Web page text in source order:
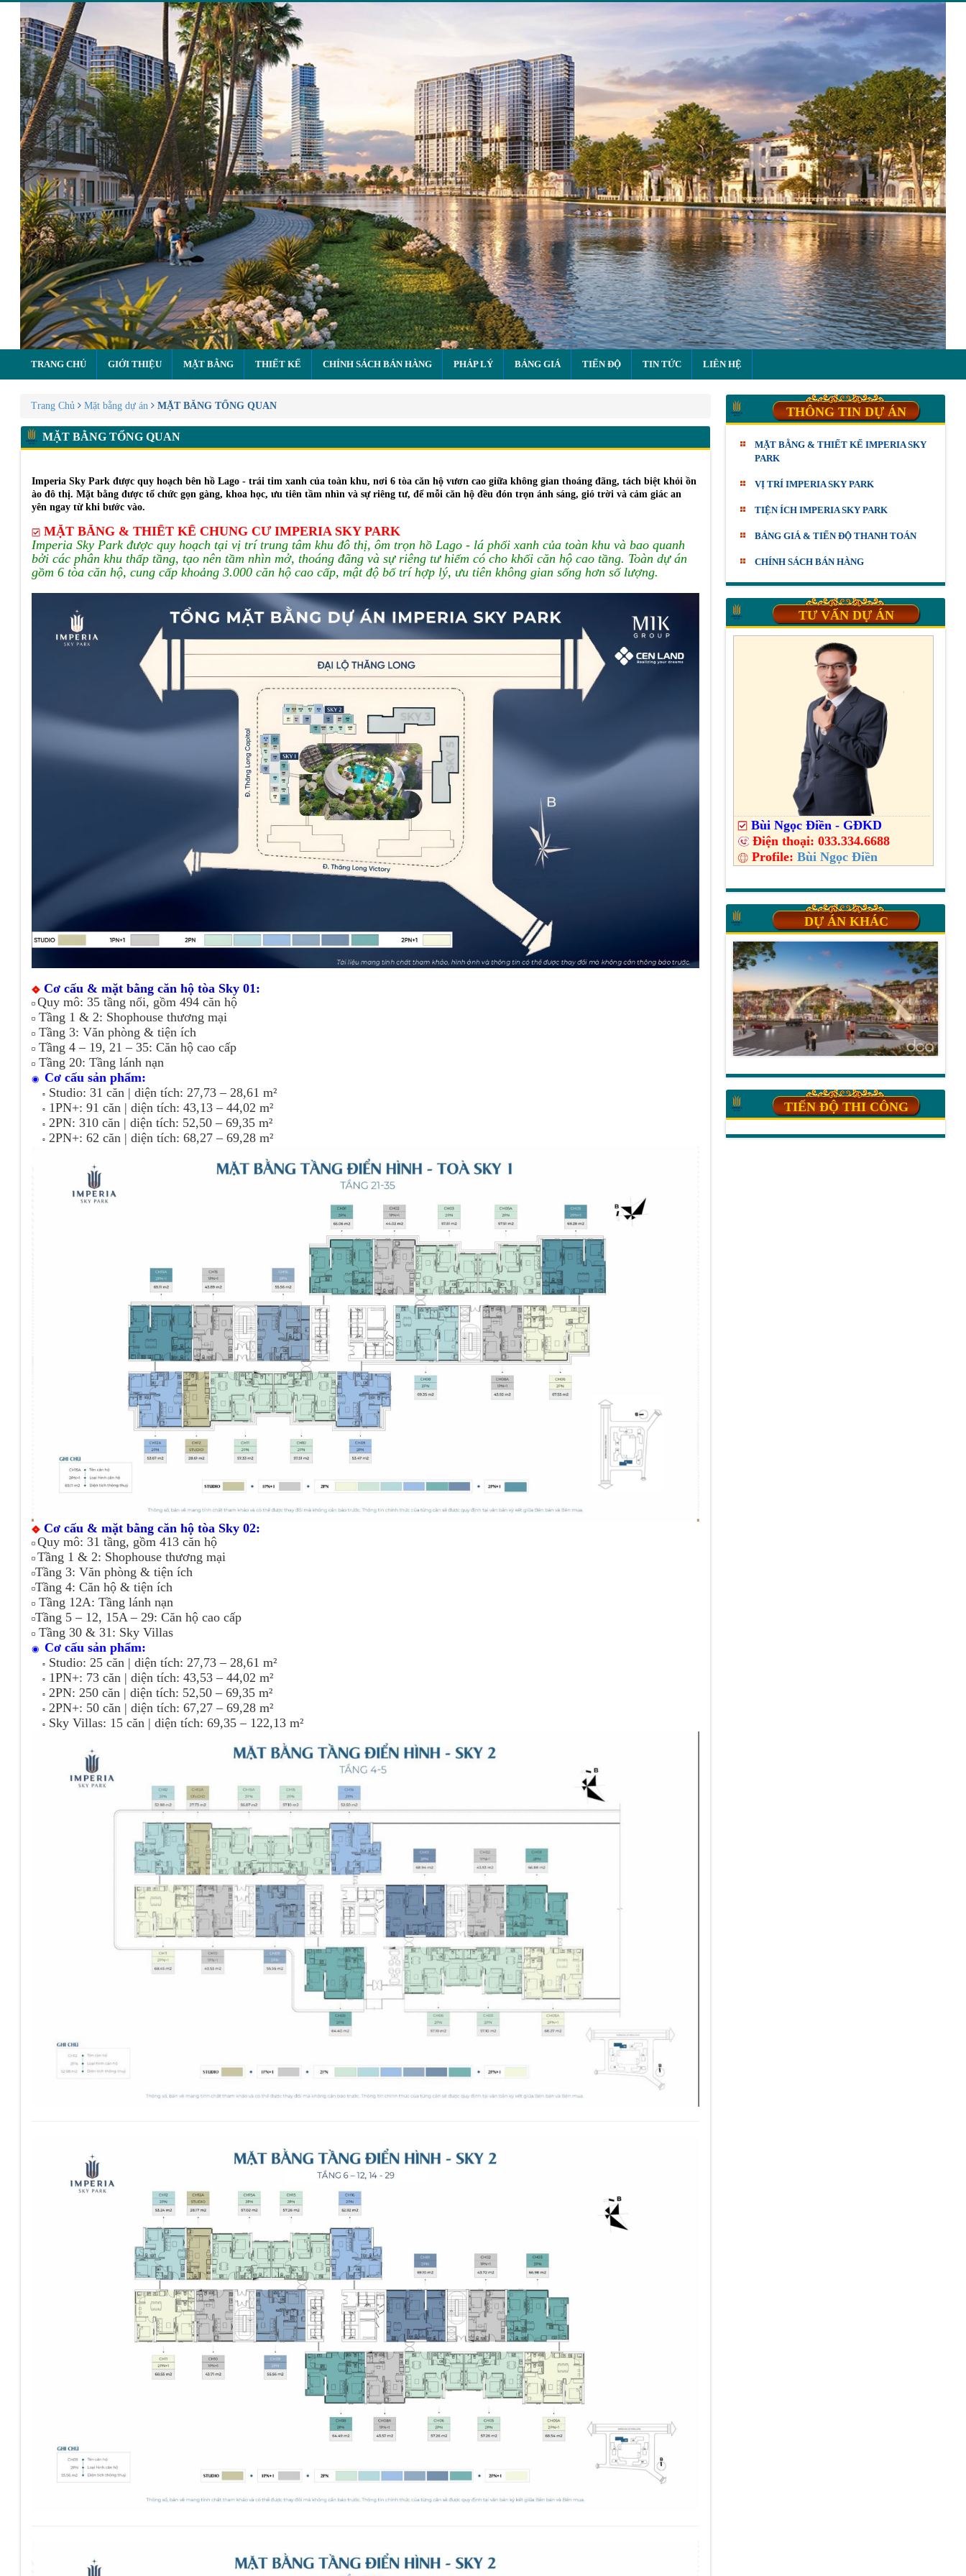
TRANG CHỦ GIỚI THIỆU MẶT BẰNG THIẾT KẾ CHÍNH SÁCH BÁN HÀNG PHÁP LÝ BẢNG GIÁ TIẾN ĐỘ TIN TỨC LIÊN HỆ
Trang Chủ Mặt bằng dự án MẶT BẰNG TỔNG QUAN
MẶT BẰNG TỔNG QUAN
Imperia Sky Park được quy hoạch bên hồ Lago - trái tim xanh của toàn khu, nơi 6 tòa căn hộ vươn cao giữa không gian thoáng đãng, tách biệt khỏi ồn
ào đô thị. Mặt bằng được tổ chức gọn gàng, khoa học, ưu tiên tầm nhìn và sự riêng tư, để mỗi căn hộ đều đón trọn ánh sáng, gió trời và cảm giác an
yên ngay từ khi bước vào.
MẶT BẰNG & THIẾT KẾ CHUNG CƯ IMPERIA SKY PARK
Imperia Sky Park được quy hoạch tại vị trí trung tâm khu đô thị, ôm trọn hồ Lago - lá phổi xanh của toàn khu và bao quanh
bởi các phân khu thấp tầng, tạo nên tầm nhìn mở, thoáng đãng và sự riêng tư hiếm có cho khối căn hộ cao tầng. Toàn dự án
gồm 6 tòa căn hộ, cung cấp khoảng 3.000 căn hộ cao cấp, mật độ bố trí hợp lý, ưu tiên không gian sống hơn số lượng.
Cơ cấu & mặt bằng căn hộ tòa Sky 01:
◽ Quy mô: 35 tầng nổi, gồm 494 căn hộ
◽ Tầng 1 & 2: Shophouse thương mại
◽ Tầng 3: Văn phòng & tiện ích
◽ Tầng 4 – 19, 21 – 35: Căn hộ cao cấp
◽ Tầng 20: Tầng lánh nạn
◉ Cơ cấu sản phẩm:
▫️ Studio: 31 căn | diện tích: 27,73 – 28,61 m²
▫️ 1PN+: 91 căn |diện tích:43,13 – 44,02 m²
▫️ 2PN: 310 căn |diện tích: 52,50 – 69,35 m²
▫️ 2PN+: 62 căn |diện tích:68,27 – 69,28 m²
Cơ cấu & mặt bằng căn hộ tòa Sky 02:
◽Quy mô: 31 tầng, gồm 413 căn hộ
◽ Tầng 1 & 2: Shophouse thương mại
◽Tầng 3: Văn phòng & tiện ích
◽Tầng 4: Căn hộ & tiện ích
◽ Tầng 12A: Tầng lánh nạn
◽Tầng 5 – 12, 15A – 29: Căn hộ cao cấp
◽ Tầng 30 & 31: Sky Villas
◉ Cơ cấu sản phẩm:
▫️ Studio: 25 căn |diện tích:27,73 – 28,61 m²
▫️ 1PN+: 73 căn |diện tích:43,53 – 44,02 m²
▫️ 2PN: 250 căn |diện tích: 52,50 – 69,35 m²
▫️ 2PN+: 50 căn |diện tích:67,27 – 69,28 m²
▫️ Sky Villas: 15 căn |diện tích:69,35 – 122,13 m²
THÔNG TIN DỰ ÁN
MẶT BẰNG & THIẾT KẾ IMPERIA SKY
PARK
VỊ TRÍ IMPERIA SKY PARK
TIỆN ÍCH IMPERIA SKY PARK
BẢNG GIÁ & TIẾN ĐỘ THANH TOÁN
CHÍNH SÁCH BÁN HÀNG
TƯ VẤN DỰ ÁN
Bùi Ngọc Điền - GĐKD
Điện thoại: 033.334.6688
Profile: Bùi Ngọc Điền
DỰ ÁN KHÁC
TIẾN ĐỘ THI CÔNG